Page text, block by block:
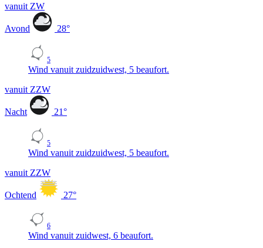
vanuit ZW
Avond 28°
5
Wind vanuit zuidzuidwest, 5 beaufort.
vanuit ZZW
Nacht 21°
5
Wind vanuit zuidzuidwest, 5 beaufort.
vanuit ZZW
Ochtend 27°
6
Wind vanuit zuidwest, 6 beaufort.